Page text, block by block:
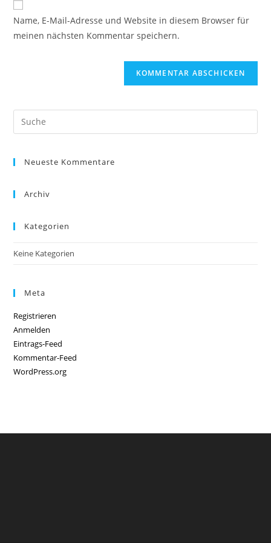
zum
Kommentieren
ein
URL
Name, E-Mail-Adresse und Website in diesem Browser für
meinen nächsten Kommentar speichern.
Neueste Kommentare
Archiv
Kategorien
Keine Kategorien
Meta
Registrieren
Anmelden
Eintrags-Feed
Kommentar-Feed
WordPress.org